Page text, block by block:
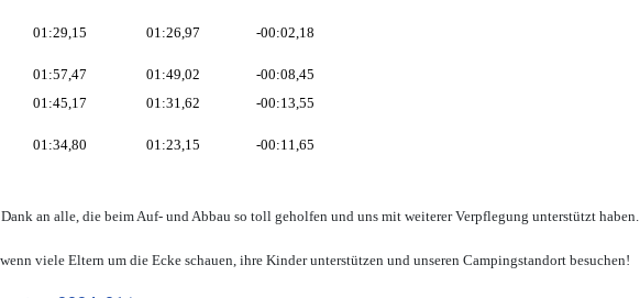
01:29,15 01:26,97 -00:02,18
01:57,47 01:49,02
-00:08,45
01:45,17 01:31,62 -00:13,55
01:34,80 01:23,15 -00:11,65
an alle, die beim Auf- und Abbau so toll geholfen und uns mit weiterer Verpflegung unterstützt haben.
viele Eltern um die Ecke schauen, ihre Kinder unterstützen und unseren Campingstandort besuchen!